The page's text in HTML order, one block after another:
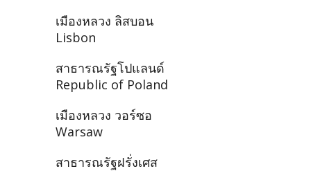
เมืองหลวง ลิสบอน
Lisbon
สาธารณรัฐโปแลนด์
Republic of Poland
เมืองหลวง วอร์ซอ
Warsaw
สาธารณรัฐฝรั่งเศส